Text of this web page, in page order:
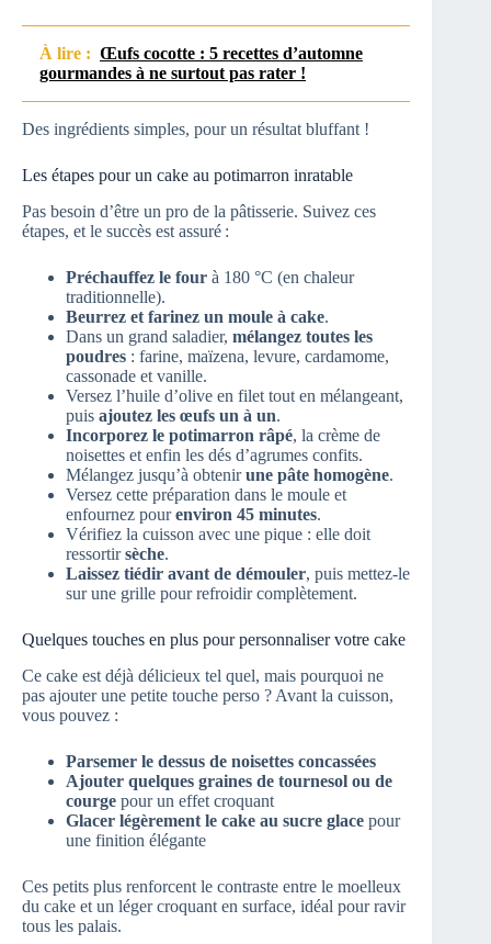
À lire : Œufs cocotte : 5 recettes d’automne
gourmandes à ne surtout pas rater !
Des ingrédients simples, pour un résultat bluffant !
Les étapes pour un cake au potimarron inratable
Pas besoin d’être un pro de la pâtisserie. Suivez ces
étapes, et le succès est assuré :
Préchauffez le four à 180 °C (en chaleur
traditionnelle).
Beurrez et farinez un moule à cake.
Dans un grand saladier, mélangez toutes les
poudres : farine, maïzena, levure, cardamome,
cassonade et vanille.
Versez l’huile d’olive en filet tout en mélangeant,
puis ajoutez les œufs un à un.
Incorporez le potimarron râpé, la crème de
noisettes et enfin les dés d’agrumes confits.
Mélangez jusqu’à obtenirune pâte homogène.
Versez cette préparation dans le moule et
enfournez pourenviron 45 minutes.
Vérifiez la cuisson avec une pique : elle doit
ressortirsèche.
Laissez tiédir avant de démouler, puis mettez-le
sur une grille pour refroidir complètement.
Quelques touches en plus pour personnaliser votre cake
Ce cake est déjà délicieux tel quel, mais pourquoi ne
pas ajouter une petite touche perso ? Avant la cuisson,
vous pouvez :
Parsemer le dessus de noisettes concassées
Ajouter quelques graines de tournesol ou de
courge pour un effet croquant
Glacer légèrement le cake au sucre glace pour
une finition élégante
Ces petits plus renforcent le contraste entre le moelleux
du cake et un léger croquant en surface, idéal pour ravir
tous les palais.